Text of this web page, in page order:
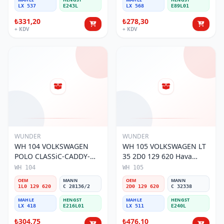
LX 537 E243L
₺331,20
+ KDV
LX 568 E89L01
₺278,30
+ KDV
WUNDER
WH 104 VOLKSWAGEN
POLO CLASSiC-CADDY-
SEAT iBiZA 1L0 129 620
Hava Filtresi
WH 104
OEM
1L0 129 620
MANN
C 28136/2
MAHLE
LX 418
HENGST
E216L01
₺304,75
WUNDER
WH 105 VOLKSWAGEN LT
35 2D0 129 620 Hava
Filtresi
WH 105
OEM
2D0 129 620
MANN
C 32338
MAHLE
LX 511
HENGST
E240L
₺476,10